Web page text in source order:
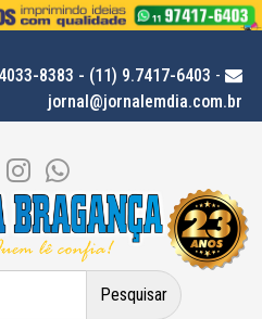
8383 - (11) 9.7417-6403 -
jornal@jornalemdia.com.br